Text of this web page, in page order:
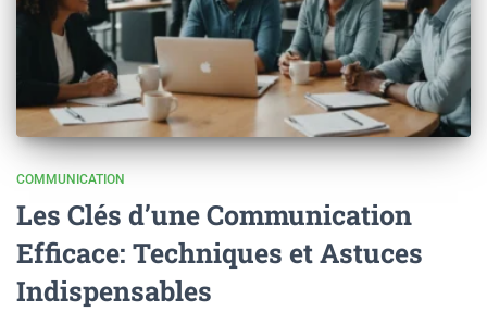
COMMUNICATION
Les Clés d’une Communication
Efficace: Techniques et Astuces
Indispensables